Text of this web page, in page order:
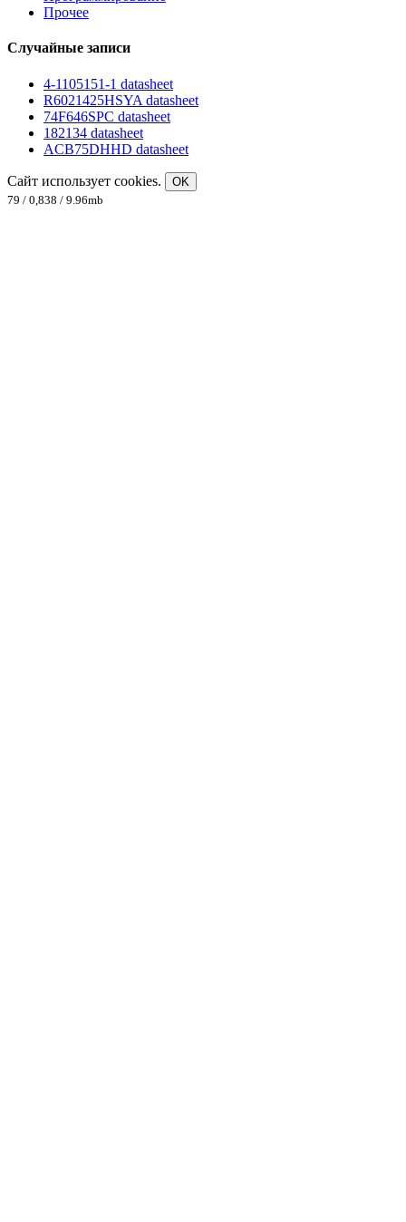
Прочее
Случайные записи
4-1105151-1 datasheet
R6021425HSYA datasheet
74F646SPC datasheet
182134 datasheet
ACB75DHHD datasheet
Сайт использует cookies.
OK
79 / 0,838 / 9.96mb